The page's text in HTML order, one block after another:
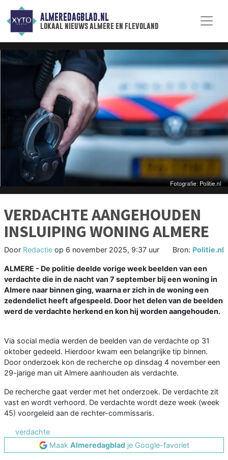
ALMEREDAGBLAD.NL
lokaal nieuws almere en flevoland
VERDACHTE AANGEHOUDEN
INSLUIPING WONING ALMERE
Door Redactie op 6 november 2025, 9:37 uur Bron: Politie.nl
ALMERE - De politie deelde vorige week beelden van een
verdachte die in de nacht van 7 september bij een woning in
Almere naar binnen ging, waarna er zich in de woning een
zedendelict heeft afgespeeld. Door het delen van de beelden
werd de verdachte herkend en kon hij worden aangehouden.
Via social media werden de beelden van de verdachte op 31
oktober gedeeld. Hierdoor kwam een belangrijke tip binnen.
Door onderzoek kon de recherche op dinsdag 4 november een
29-jarige man uit Almere aanhouden als verdachte.
De recherche gaat verder met het onderzoek. De verdachte zit
vast en wordt verhoord. De verdachte wordt deze week (week
45) voorgeleid aan de rechter-commissaris.
verdachte
Maak Almeredagbladje Google-favoriet